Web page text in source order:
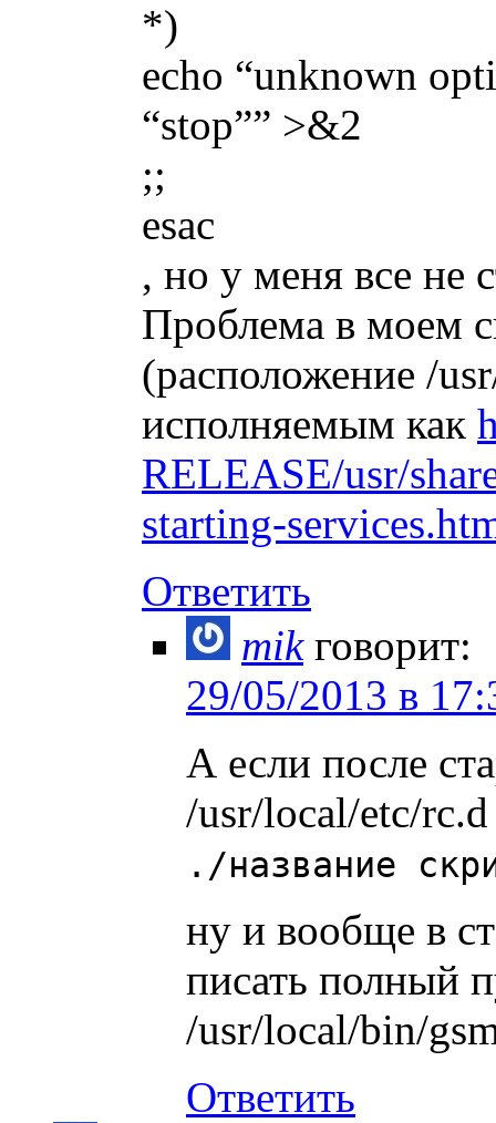
*)
echo “unknown
“stop”” >&2
;;
esac
, но у меня все не
Проблема в моем
(расположение /
исполняемым как
RELEASE/usr/
starting-
Ответить
mik говорит:
29/05/2013 в
А если после
/usr/local/etc/rc.d
./название
ну и вообще в
писать полный
/usr/local/bin/
Ответить